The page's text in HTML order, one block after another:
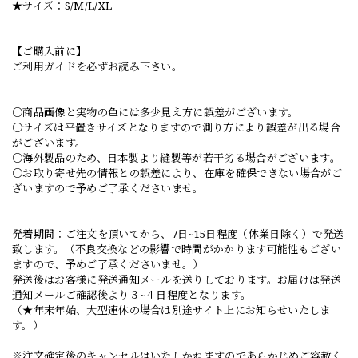
★サイズ：S/M/L/XL
【ご購入前に】
ご利用ガイドを必ずお読み下さい。
○商品画像と実物の色には多少見え方に誤差がございます。
○サイズは平置きサイズとなりますので測り方により誤差が出る場合
がございます。
○海外製品のため、日本製より縫製等が若干劣る場合がございます。
○お取り寄せ先の情報との誤差により、在庫を確保できない場合がご
ざいますので予めご了承くださいませ。
発着期間：ご注文を頂いてから、7日~15日程度（休業日除く）で発送
致します。（不良交換などの影響で時間がかかります可能性もござい
ますので、予めご了承くださいませ。）
発送後はお客様に発送通知メールを送りしております。お届けは発送
通知メールご確認後より３~４日程度となります。
（★年末年始、大型連休の場合は別途サイト上にお知らせいたしま
す。）